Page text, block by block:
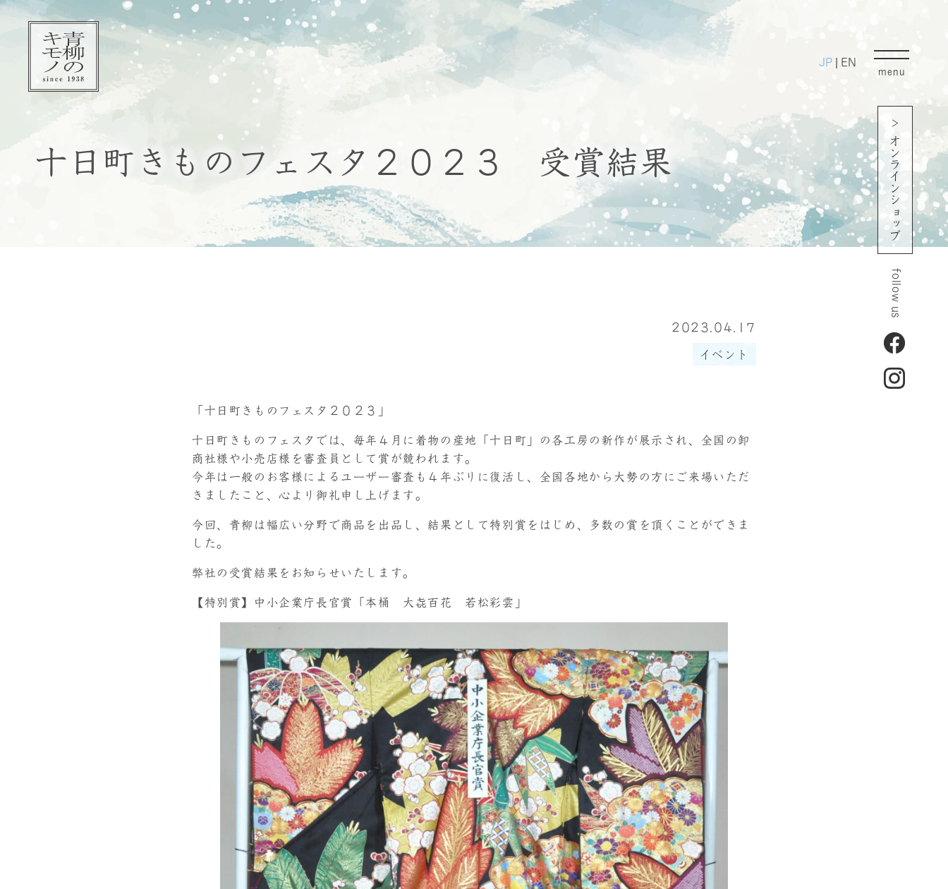
menu
オンラインショップ
JP EN
follow us
十日町きものフェスタ２０２３ 受賞結果
2023.04.17
イベント
「十日町きものフェスタ２０２３」
十日町きものフェスタでは、毎年４月に着物の産地「十日町」の各工房の新作が展示され、全国の卸
商社様や小売店様を審査員として賞が競われます。
今年は一般のお客様によるユーザー審査も４年ぶりに復活し、全国各地から大勢の方にご来場いただ
きましたこと、心より御礼申し上げます。
今回、青柳は幅広い分野で商品を出品し、結果として特別賞をはじめ、多数の賞を頂くことができま
した。
弊社の受賞結果をお知らせいたします。
【特別賞】中小企業庁長官賞「本桶 大㐂百花 若松彩雲」